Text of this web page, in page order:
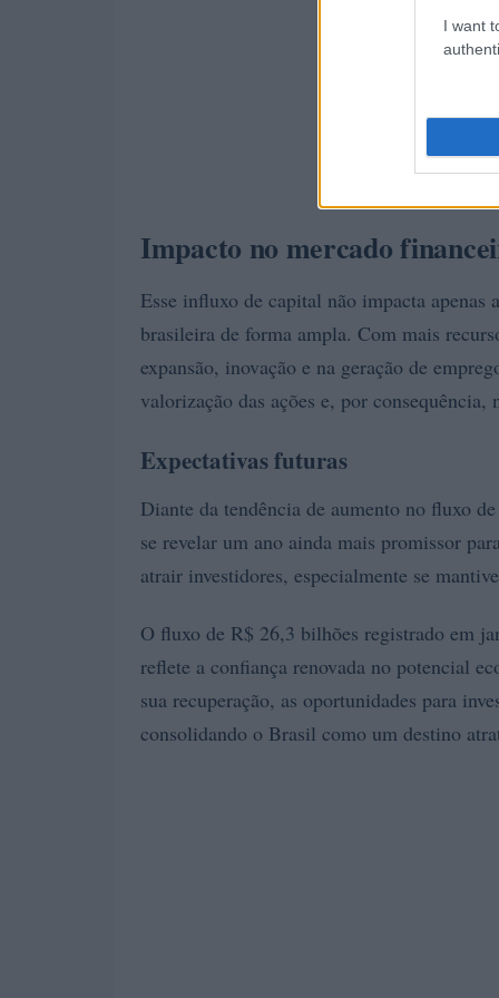
I want
Impacto no mercado
Esse influxo de capital não impacta apenas
brasileira de forma ampla. Com mais
expansão, inovação e na geração de
valorização das ações e, por
Expectativas futuras
Diante da tendência de aumento no fluxo
se revelar um ano ainda mais promissor
atrair investidores, especialmente se
O fluxo de R$ 26,3 bilhões registrado em
reflete a confiança renovada no potencial
sua recuperação, as oportunidades para
consolidando o Brasil como um destino